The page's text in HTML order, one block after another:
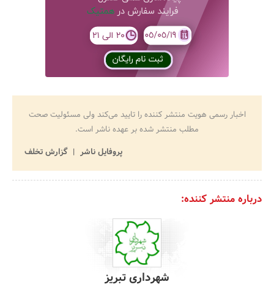
اخبار رسمی هویت منتشر کننده را تایید می‌کند ولی مسئولیت صحت
مطلب منتشر شده بر عهده ناشر است.
پروفایل ناشر
گزارش تخلف
درباره منتشر کننده:
شهرداری تبریز